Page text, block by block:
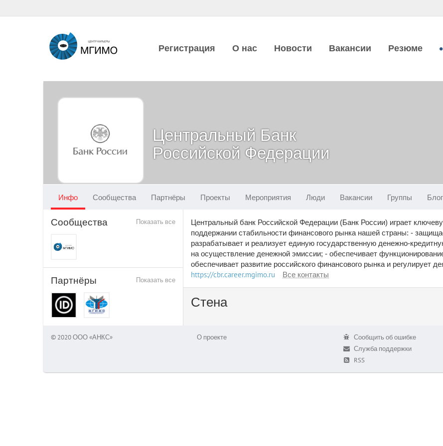
Регистрация О нас Новости Вакансии Резюме
Центральный Банк
Российской Федерации
Инфо Сообщества Партнёры Проекты Мероприятия Люди Вакансии Группы Блог
Показать все
Сообщества
Показать все
Партнёры
Центральный банк Российской Федерации (Банк России) играет
поддержании стабильности финансового рынка нашей страны: -
разрабатывает и реализует единую государственную денежно-
на осуществление денежной эмиссии; - обеспечивает
обеспечивает развитие российского финансового рынка и регулирует
https://cbr.career.mgimo.ru Все контакты
Стена
© 2020 ООО «АНКС» О проекте
Сообщить об ошибке
Служба поддержки
RSS